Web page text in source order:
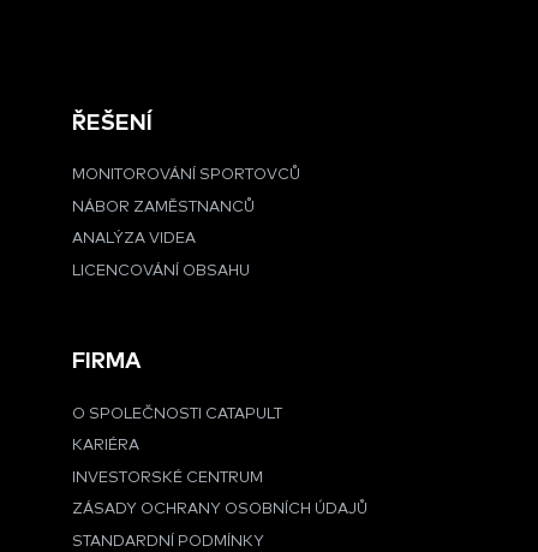
ŘEŠENÍ
MONITOROVÁNÍ SPORTOVCŮ
NÁBOR ZAMĚSTNANCŮ
ANALÝZA VIDEA
LICENCOVÁNÍ OBSAHU
FIRMA
O SPOLEČNOSTI CATAPULT
KARIÉRA
INVESTORSKÉ CENTRUM
ZÁSADY OCHRANY OSOBNÍCH ÚDAJŮ
STANDARDNÍ PODMÍNKY